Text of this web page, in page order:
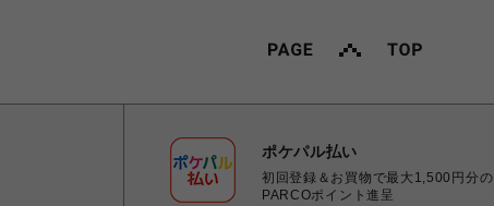
ポケパル払い
初回登録＆お買物で最大1,500円分の
PARCOポイント進呈